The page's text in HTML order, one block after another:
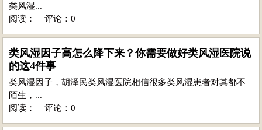
类风湿...
阅读：
评论：0
类风湿因子高怎么降下来？你需要做好类风湿医院说
的这4件事
类风湿因子，胡泽民类风湿医院相信很多类风湿患者对其都不
陌生，...
阅读：
评论：0